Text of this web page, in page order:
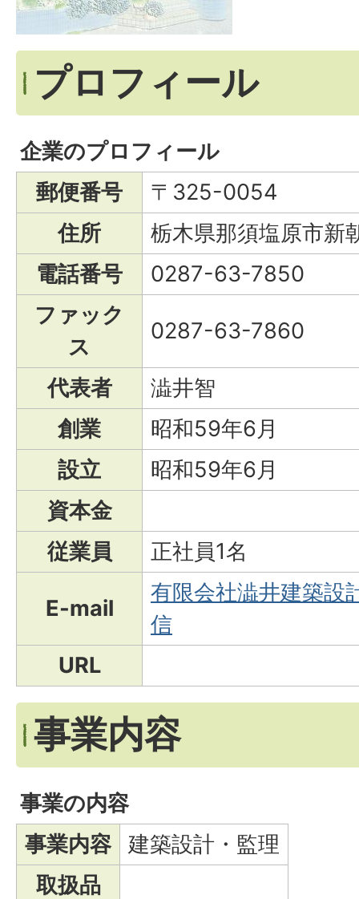
プロフィール
企業のプロフィール
郵便番号
〒325-0054
住所
栃木県那須塩原市新
電話番号
0287-63-7850
ファック
ス
0287-63-7860
代表者
澁井智
創業
昭和59年6月
設立
昭和59年6月
資本金
従業員
正社員1名
E-mail
有限会社澁井建築設
信
URL
事業内容
事業の内容
事業内容
建築設計・監理
取扱品